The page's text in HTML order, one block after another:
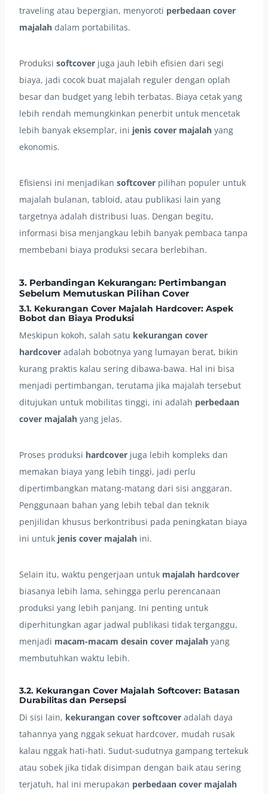
traveling atau bepergian, menyoroti perbedaan cover
majalah dalam portabilitas.
Produksi softcover juga jauh lebih efisien dari segi
biaya, jadi cocok buat majalah reguler dengan oplah
besar dan budget yang lebih terbatas. Biaya cetak yang
lebih rendah memungkinkan penerbit untuk mencetak
lebih banyak eksemplar, ini jenis cover majalah yang
ekonomis.
Efisiensi ini menjadikan softcover pilihan populer untuk
majalah bulanan, tabloid, atau publikasi lain yang
targetnya adalah distribusi luas. Dengan begitu,
informasi bisa menjangkau lebih banyak pembaca tanpa
membebani biaya produksi secara berlebihan.
3. Perbandingan Kekurangan: Pertimbangan
Sebelum Memutuskan Pilihan Cover
3.1. Kekurangan Cover Majalah Hardcover: Aspek
Bobot dan Biaya Produksi
Meskipun kokoh, salah satu kekurangan cover
hardcover adalah bobotnya yang lumayan berat, bikin
kurang praktis kalau sering dibawa-bawa. Hal ini bisa
menjadi pertimbangan, terutama jika majalah tersebut
ditujukan untuk mobilitas tinggi, ini adalah perbedaan
cover majalah yang jelas.
Proses produksi hardcover juga lebih kompleks dan
memakan biaya yang lebih tinggi, jadi perlu
dipertimbangkan matang-matang dari sisi anggaran.
Penggunaan bahan yang lebih tebal dan teknik
penjilidan khusus berkontribusi pada peningkatan biaya
ini untuk jenis cover majalah ini.
Selain itu, waktu pengerjaan untuk majalah hardcover
biasanya lebih lama, sehingga perlu perencanaan
produksi yang lebih panjang. Ini penting untuk
diperhitungkan agar jadwal publikasi tidak terganggu,
menjadi macam-macam desain cover majalah yang
membutuhkan waktu lebih.
3.2. Kekurangan Cover Majalah Softcover: Batasan
Durabilitas dan Persepsi
Di sisi lain, kekurangan cover softcover adalah daya
tahannya yang nggak sekuat hardcover, mudah rusak
kalau nggak hati-hati. Sudut-sudutnya gampang tertekuk
atau sobek jika tidak disimpan dengan baik atau sering
terjatuh, hal ini merupakan perbedaan cover majalah